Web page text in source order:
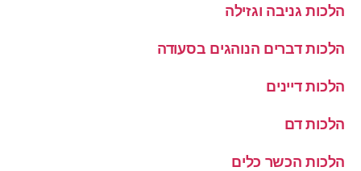
הלכות גניבה וגזילה
הלכות דברים הנוהגים בסעודה
הלכות דיינים
הלכות דם
הלכות הכשר כלים